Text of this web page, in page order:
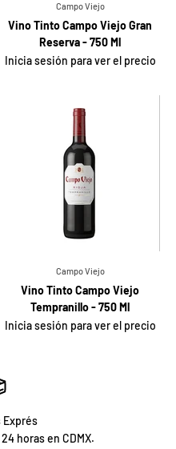
Campo Viejo
Vino Tinto Campo Viejo Gran
Reserva - 750 Ml
Inicia sesión para ver el precio
Campo Viejo
Vino Tinto Campo Viejo
Tempranillo - 750 Ml
Inicia sesión para ver el precio
Exprés
horas en CDMX.